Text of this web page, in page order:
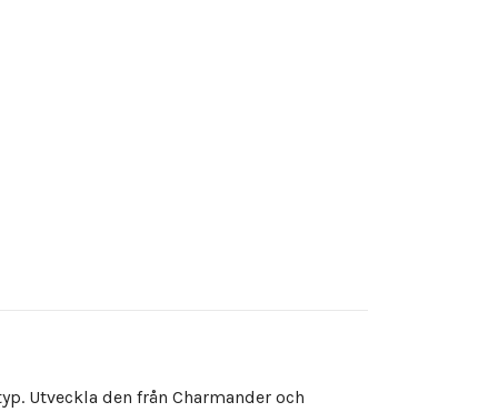
Utveckla den från Charmander och